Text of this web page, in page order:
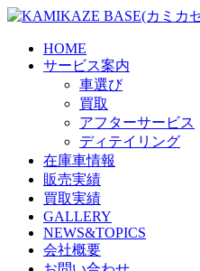
Skip
content
HOME
サービス案内
車選び
買取
アフターサービス
ディテイリング
在庫車情報
販売実績
買取実績
GALLERY
NEWS&TOPICS
会社概要